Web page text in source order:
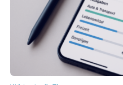
einmal die Hälfte aller
Privatwirtschaft Urlaubsgeld.